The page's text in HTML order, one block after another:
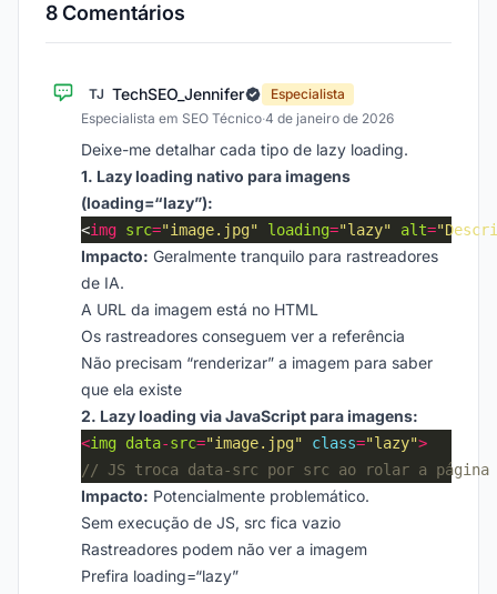
8 Comentários
TJ TechSEO_Jennifer
Especialista
Especialista em SEO Técnico·4 de janeiro de 2026
Deixe-me detalhar cada tipo de lazy loading.
1. Lazy loading nativo para imagens
(loading=“lazy”):
<img src="image.jpg" loading="lazy" alt=
Impacto: Geralmente tranquilo para rastreadores
de IA.
A URL da imagem está no HTML
Os rastreadores conseguem ver a referência
Não precisam “renderizar” a imagem para saber
que ela existe
2. Lazy loading via JavaScript para imagens:
<img data-src="image.jpg" class="lazy">
Impacto: Potencialmente problemático.
Sem execução de JS, src fica vazio
Rastreadores podem não ver a imagem
Prefira loading=“lazy”